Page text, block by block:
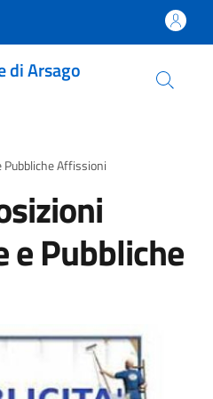
di Arsago
Pubbliche Affissioni
e Pubbliche